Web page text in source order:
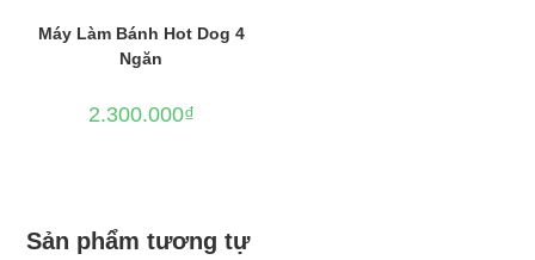
Máy Làm Bánh Hot Dog 4
Ngăn
2.300.000₫
Sản phẩm tương tự